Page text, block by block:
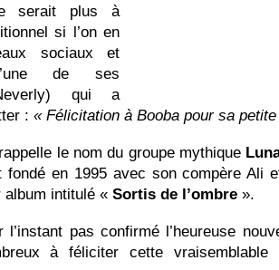
serait plus à
si l’on en
sociaux et
de ses
qui a
: « Félicitation à Booba pour sa
le nom du groupe mythique
fondé en 1995 avec son compère Ali
intitulé « Sortis de l’ombre ».
l’instant pas confirmé l’heureuse
à féliciter cette vraisemblable